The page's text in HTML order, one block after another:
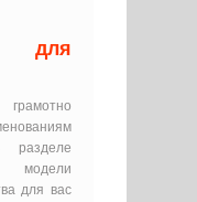
для
грамотно
разделе
для вас